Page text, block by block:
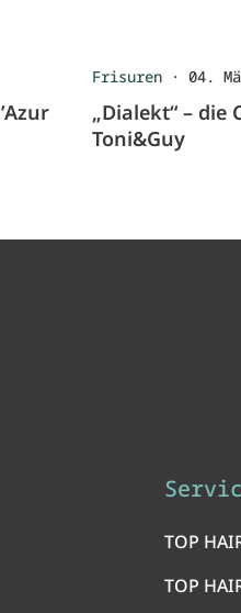
Frisuren· 04.
„Dialekt“ – die
Toni&Guy
TOP
TOP